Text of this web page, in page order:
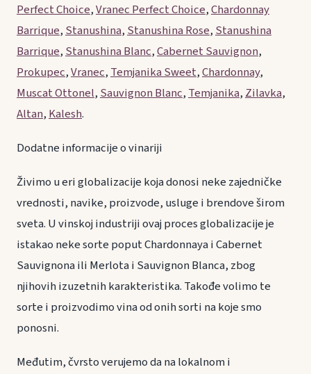
Perfect Choice,Vranec Perfect Choice,Chardonnay
Barrique,Stanushina,Stanushina Rose,Stanushina
Barrique,Stanushina Blanc,Cabernet Sauvignon,
Prokupec,Vranec,Temjanika Sweet,Chardonnay,
Muscat Ottonel,Sauvignon Blanc,Temjanika,Zilavka,
Altan,Kalesh.
Dodatne informacije o vinariji
Živimo u eri globalizacije koja donosi neke zajedničke
vrednosti, navike, proizvode, usluge i brendove širom
sveta. U vinskoj industriji ovaj proces globalizacije je
istakao neke sorte poput Chardonnaya i Cabernet
Sauvignona ili Merlota i Sauvignon Blanca, zbog
njihovih izuzetnih karakteristika. Takođe volimo te
sorte i proizvodimo vina od onih sorti na koje smo
ponosni.
Međutim, čvrsto verujemo da na lokalnom i